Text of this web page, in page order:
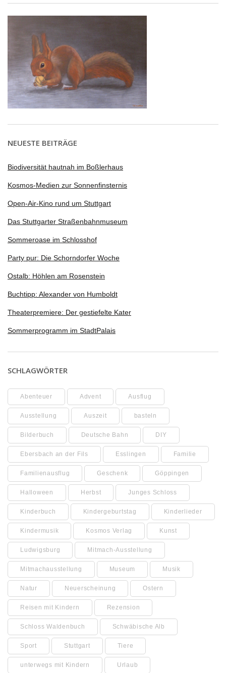
NEUESTE BEITRÄGE
Biodiversität hautnah im Boßlerhaus
Kosmos-Medien zur Sonnenfinsternis
Open-Air-Kino rund um Stuttgart
Das Stuttgarter Straßenbahnmuseum
Sommeroase im Schlosshof
Party pur: Die Schorndorfer Woche
Ostalb: Höhlen am Rosenstein
Buchtipp: Alexander von Humboldt
Theaterpremiere: Der gestiefelte Kater
Sommerprogramm im StadtPalais
SCHLAGWÖRTER
Abenteuer Advent Ausflug
Ausstellung Auszeit basteln
Bilderbuch Deutsche Bahn DIY
Ebersbach an der Fils Esslingen Familie
Familienausflug Geschenk Göppingen
Halloween Herbst Junges Schloss
Kinderbuch Kindergeburtstag Kinderlieder
Kindermusik Kosmos Verlag Kunst
Ludwigsburg Mitmach-Ausstellung
Mitmachausstellung Museum Musik
Natur Neuerscheinung Ostern
Reisen mit Kindern Rezension
Schloss Waldenbuch Schwäbische Alb
Sport Stuttgart Tiere
unterwegs mit Kindern Urlaub